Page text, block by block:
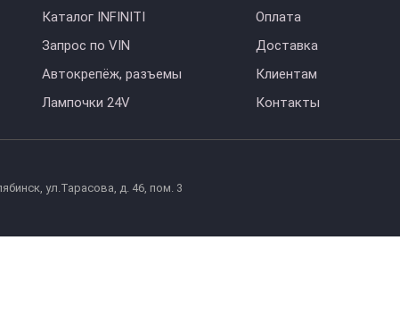
Каталог INFINITI
Запрос по VIN
Автокрепёж, разъемы
Лампочки 24V
Оплата
Доставка
Клиентам
Контакты
ул.Тарасова, д. 46, пом. 3